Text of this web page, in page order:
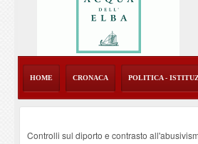
HOME CRONACA POLITICA -
Controlli sul diporto e contrasto